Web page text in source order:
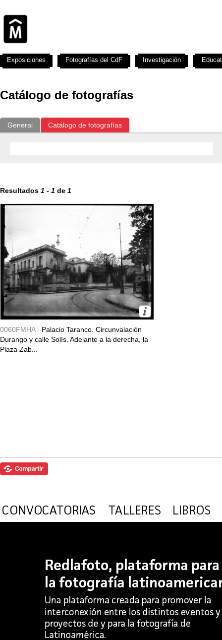
Catálogo de fotografías
General Catálogo de fotografías
Resultados 1 - 1 de 1
0060FMHA - Palacio Taranco. Circunvalación
Durango y calle Solís. Adelante a la derecha, la
Plaza Zab...
Exposiciones Fotografías del CdF Investigación